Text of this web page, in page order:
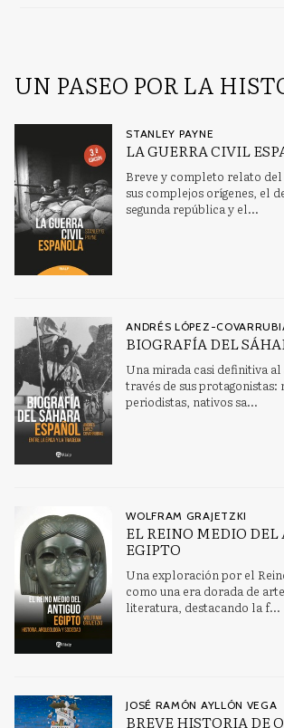
UN PASEO POR LA
STANLEY PAYNE
LA GUERRA CIVIL
Breve y completo relato
sus complejos orígenes, el
segunda república y el...
ANDRÉS LÓPEZ-
BIOGRAFÍA DEL
Una mirada casi definitiva
través de sus protagonistas:
periodistas, nativos sa...
WOLFRAM GRAJETZKI
EL REINO MEDIO
EGIPTO
Una exploración por el
como una era dorada de
literatura, destacando la f...
JOSÉ RAMÓN AYLLÓN VEGA
BREVE HISTORIA DE